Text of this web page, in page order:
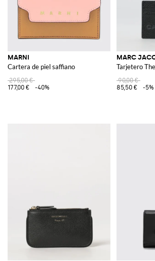
MARNI
Cartera de piel saffiano
295,00 €
177,00 €
-40%
MARC
Tarjetero
90,00 €
85,50 €
-5%